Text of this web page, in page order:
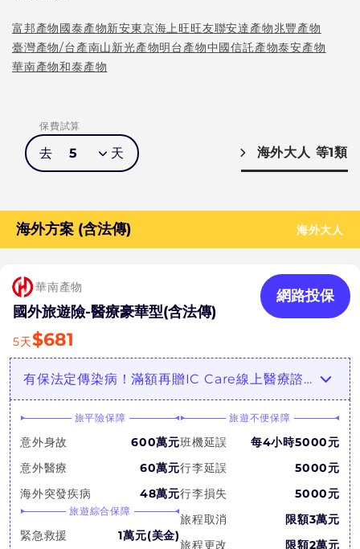
富邦產物國泰產物新安東京海上旺旺友聯安達產物兆豐產物
臺灣產物/台產南山新光產物明台產物中國信託產物泰安產物
華南產物和泰產物
保費試算
去 5 天 海外大人 等1類
海外方案 (含法傳) 海外大人
華南產物
國外旅遊險-醫療豪華型(含法傳)
網路投保
5天$681
有保法定傳染病！滿額再贈IC Care線上醫療諮詢！
旅平險保障
意外身故
600萬元
意外醫療
60萬元
海外突發疾病
48萬元
旅遊綜合保障
緊急救援
1萬元(美金)
旅遊不便保障
班機延誤
每4小時5000元
行李延誤
5000元
行李損失
5000元
旅程取消
限額3萬元
旅程更改
限額2萬元